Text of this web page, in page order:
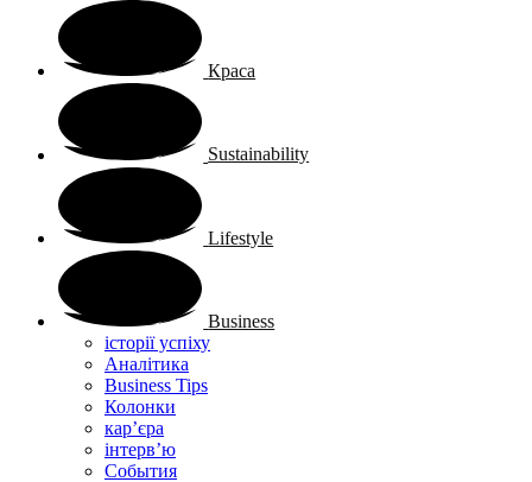
Краса
Sustainability
Lifestyle
Business
історії успіху
Аналітика
Business Tips
Колонки
кар’єра
інтерв’ю
Cобытия